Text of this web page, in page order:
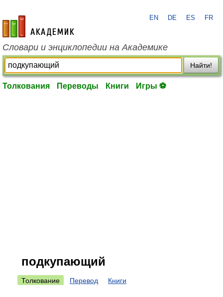
academic.ru
EN DE ES FR
Словари и энциклопедии на Академике
Найти!
Толкования Переводы Книги Игры ⚽
подкупающий
Толкование Перевод Книги